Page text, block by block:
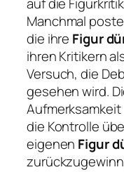
Manchmal
die ihre Figur
ihren Kritikern
Versuch, die
gesehen wird.
die Kontrolle
eigenen Figur